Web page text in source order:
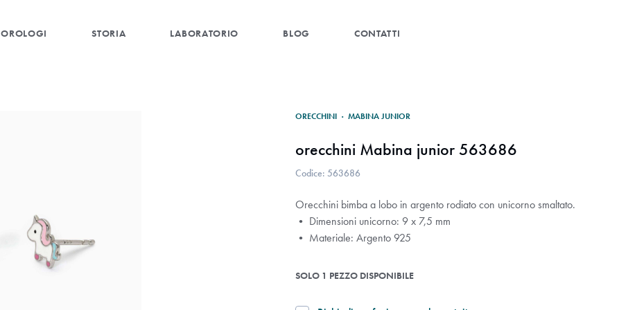
OROLOGI STORIA LABORATORIO BLOG CONTATTI
ORECCHINI · MABINA JUNIOR
orecchini Mabina junior 563686
Codice: 563686
Orecchini bimba a lobo in argento rodiato con unicorno smaltato.
• Dimensioni unicorno: 9 x 7,5 mm
• Materiale: Argento 925
SOLO 1 PEZZO DISPONIBILE